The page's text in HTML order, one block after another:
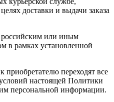
доставки и выдачи заказа
российским или иным
в рамках установленной
приобретателю переходят все
настоящей Политики
персональной информации.